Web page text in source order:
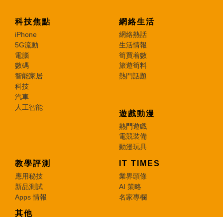
科技焦點
iPhone
5G流動
電腦
數碼
智能家居
科技
汽車
人工智能
網絡生活
網絡熱話
生活情報
筍買着數
旅遊筍料
熱門話題
遊戲動漫
熱門遊戲
電競裝備
動漫玩具
教學評測
應用秘技
新品測試
Apps 情報
IT TIMES
業界頭條
AI 策略
名家專欄
其他